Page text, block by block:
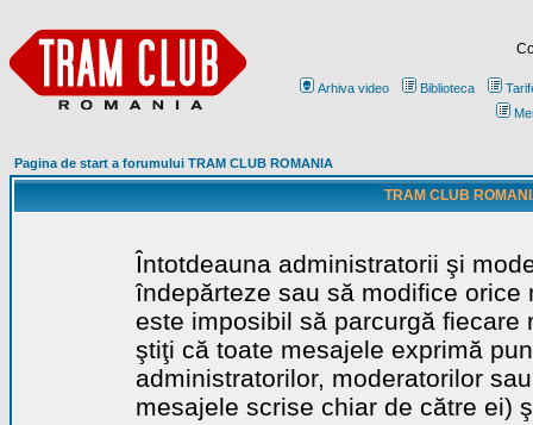
Arhiva video Biblioteca
Pagina de start a forumului TRAM CLUB ROMANIA
TRAM CLUB
Întotdeauna administratorii şi
îndepărteze sau să modifice
este imposibil să parcurgă
ştiţi că toate mesajele exprimă
administratorilor, moderatorilor
mesajele scrise chiar de către ei)